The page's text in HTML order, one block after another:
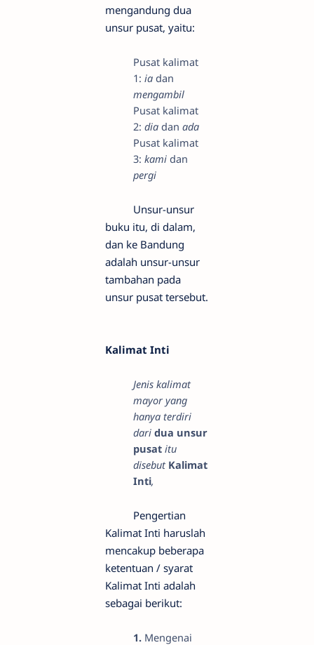
mengandung dua
unsur pusat, yaitu:
Pusat kalimat
1: ia dan
mengambil
Pusat kalimat
2: dia dan ada
Pusat kalimat
3: kami dan
pergi
Unsur-unsur
buku itu, di dalam,
dan ke Bandung
adalah unsur-unsur
tambahan pada
unsur pusat tersebut.
Kalimat Inti
Jenis kalimat
mayor yang
hanya terdiri
dari dua unsur
pusat itu
disebut Kalimat
Inti,
Pengertian
Kalimat Inti haruslah
mencakup beberapa
ketentuan / syarat
Kalimat Inti adalah
sebagai berikut:
1. Mengenai